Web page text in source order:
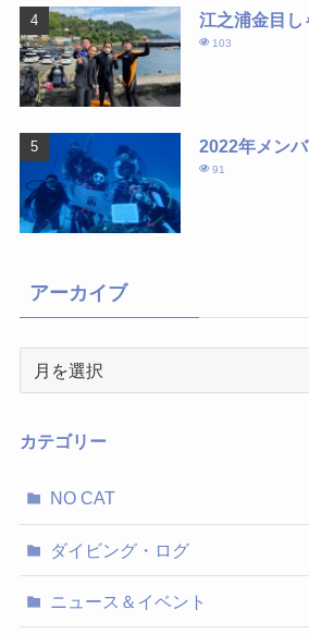
江之浦金目し
103
2022年メン
91
アーカイブ
イ
カテゴリー
NO CAT
ダイビング・ログ
ニュース＆イベント